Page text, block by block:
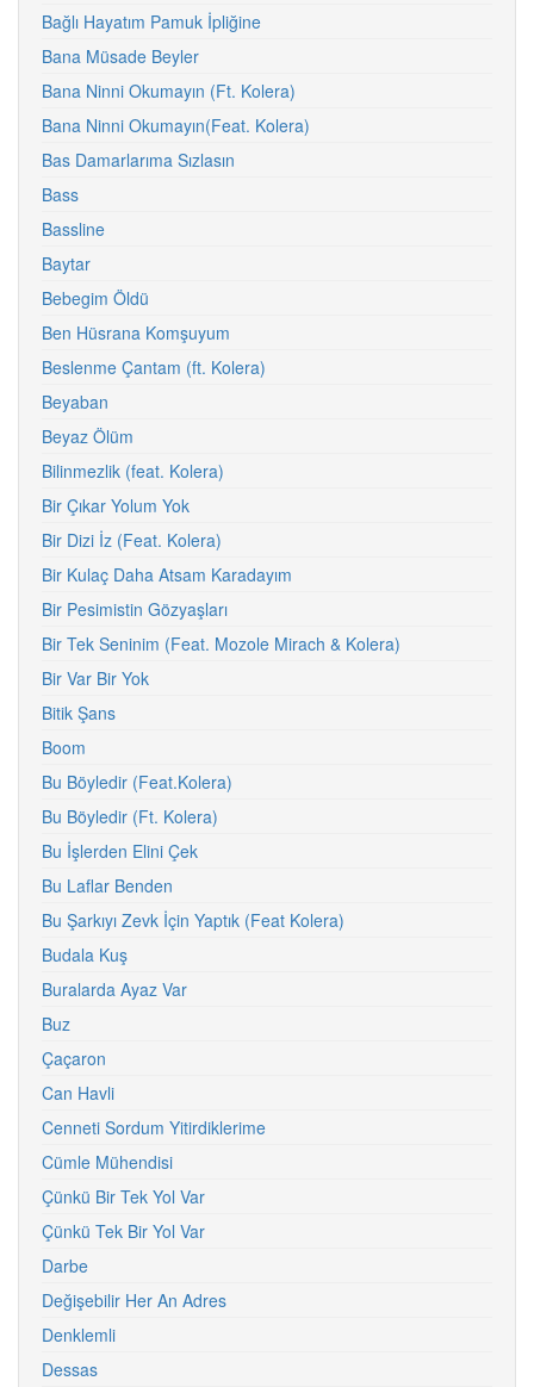
Bağlı Hayatım Pamuk İpliğine
Bana Müsade Beyler
Bana Ninni Okumayın (Ft. Kolera)
Bana Ninni Okumayın(Feat. Kolera)
Bas Damarlarıma Sızlasın
Bass
Bassline
Baytar
Bebegim Öldü
Ben Hüsrana Komşuyum
Beslenme Çantam (ft. Kolera)
Beyaban
Beyaz Ölüm
Bilinmezlik (feat. Kolera)
Bir Çıkar Yolum Yok
Bir Dizi İz (Feat. Kolera)
Bir Kulaç Daha Atsam Karadayım
Bir Pesimistin Gözyaşları
Bir Tek Seninim (Feat. Mozole Mirach & Kolera)
Bir Var Bir Yok
Bitik Şans
Boom
Bu Böyledir (Feat.Kolera)
Bu Böyledir (Ft. Kolera)
Bu İşlerden Elini Çek
Bu Laflar Benden
Bu Şarkıyı Zevk İçin Yaptık (Feat Kolera)
Budala Kuş
Buralarda Ayaz Var
Buz
Çaçaron
Can Havli
Cenneti Sordum Yitirdiklerime
Cümle Mühendisi
Çünkü Bir Tek Yol Var
Çünkü Tek Bir Yol Var
Darbe
Değişebilir Her An Adres
Denklemli
Dessas